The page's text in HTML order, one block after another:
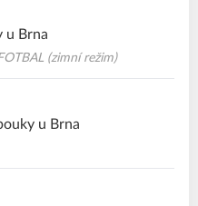
u Brna
(zimní režim)
u Brna